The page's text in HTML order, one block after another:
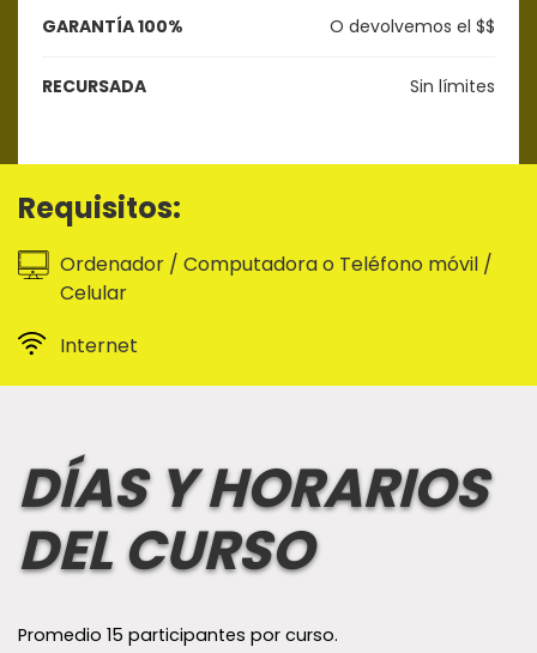
GARANTÍA 100% O devolvemos el $$
RECURSADA Sin límites
Requisitos:
Ordenador / Computadora o Teléfono móvil /
Celular
Internet
DÍAS Y HORARIOS
DEL CURSO
Promedio 15 participantes por curso.